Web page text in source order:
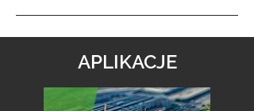
APLIKACJE